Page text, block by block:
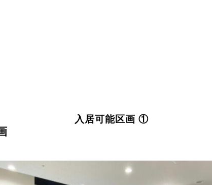
入居可能区画 ①